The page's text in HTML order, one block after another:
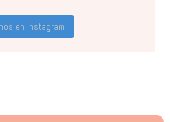
en Instagram